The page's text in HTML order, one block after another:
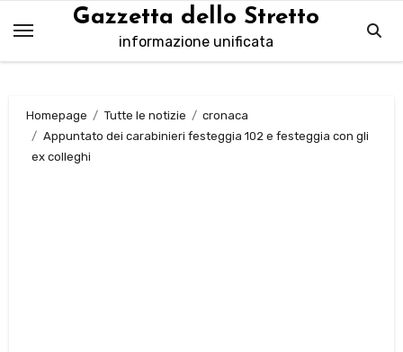
contenuto
Gazzetta dello Stretto
informazione unificata
Homepage Tutte le notizie
cronaca
Appuntato dei carabinieri festeggia 102 e festeggia con gli
ex colleghi